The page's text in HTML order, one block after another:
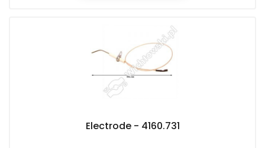
Electrode - 4160.731